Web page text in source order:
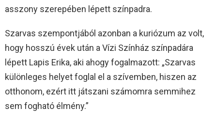
asszony szerepében lépett színpadra.
Szarvas szempontjából azonban a kuriózum az volt,
hogy hosszú évek után a Vízi Színház színpadára
lépett Lapis Erika, aki ahogy fogalmazott: „Szarvas
különleges helyet foglal el a szívemben, hiszen az
otthonom, ezért itt játszani számomra semmihez
sem fogható élmény.”